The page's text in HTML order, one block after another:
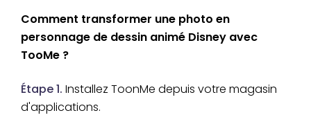
Comment transformer une photo en
personnage de dessin animé Disney avec
TooMe ?
Étape 1. Installez ToonMe depuis votre magasin
d'applications.